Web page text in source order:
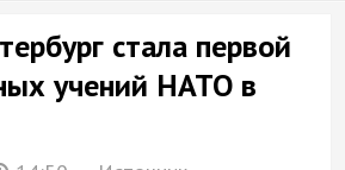
стала первой
учений НАТО в